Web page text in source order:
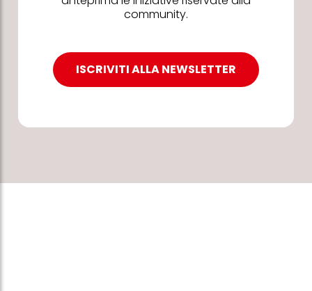
community.
ISCRIVITI ALLA NEWSLETTER